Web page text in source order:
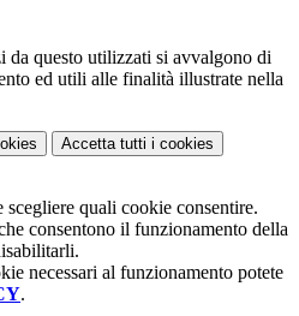
da questo utilizzati si avvalgono di
ed utili alle finalità illustrate nella
Accetta tutti i cookies
scegliere quali cookie consentire.
consentono il funzionamento della
necessari al funzionamento potete
.